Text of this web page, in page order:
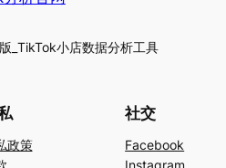
_TikTok小店数据分析工具
政策
社交
Facebook
Instagram